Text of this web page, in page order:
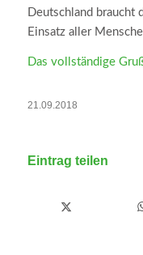
Deutschland braucht
Einsatz aller
Das vollständige
21.09.2018
Eintrag teilen